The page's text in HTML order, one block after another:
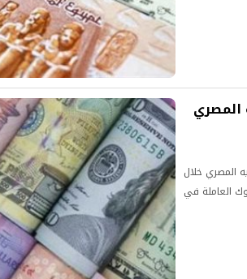
المصري
المصري خلال
تحديثات البنوك العاملة في